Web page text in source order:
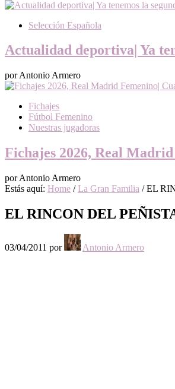
Selección Española
Actualidad deportiva| Ya
por Antonio Armero
Fichajes
Fútbol Femenino
Nuestras jugadoras
Fichajes 2026, Real
por Antonio Armero
Estás aquí: Home / La Gran Familia /EL
EL RINCON DEL
03/04/2011 por Antonio Armero